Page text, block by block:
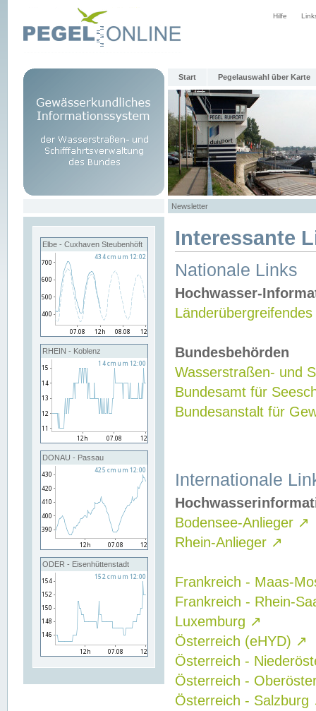
Hilfe
Start Pegelauswahl über Karte
Newsletter
Elbe - Cuxhaven Steubenhöft
RHEIN - Koblenz
DONAU - Passau
ODER - Eisenhüttenstadt
Interessante
Nationale Links
Hochwasser-
Bundesbehörden
Wasserstraßen- und
Bundesamt für
Bundesanstalt für
Internationale
Bodensee-Anlieger ↗
Rhein-Anlieger ↗
Frankreich - Maas-
Frankreich - Rhein-
Luxemburg ↗
Österreich (eHYD) ↗
Österreich -
Österreich -
Österreich - Salzburg